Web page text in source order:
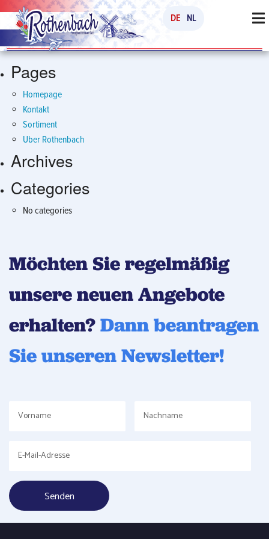
DE NL
Search
for:
Pages
Homepage
Kontakt
Sortiment
Uber Rothenbach
Archives
Categories
No categories
Möchten Sie regelmäßig
unsere neuen Angebote
erhalten? Dann beantragen
Sie unseren Newsletter!